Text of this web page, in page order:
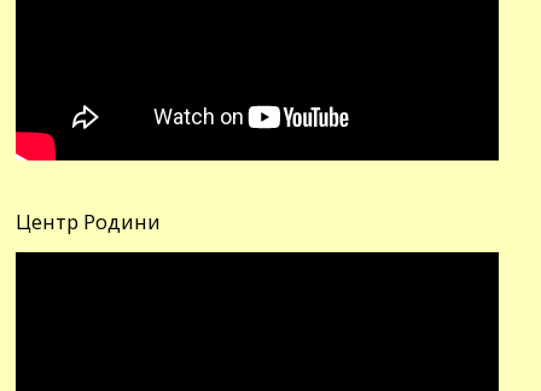
Центр Родини